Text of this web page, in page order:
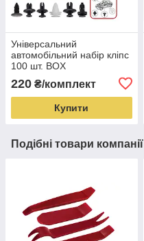
Універсальний
автомобільний набір кліпс
100 шт. BOX
220 ₴/комплект
Купити
Подібні товари компанії